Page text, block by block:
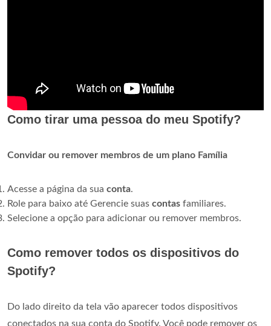
Como tirar uma pessoa do meu Spotify?
Convidar ou remover membros de um plano Família
Acesse a página da sua conta.
Role para baixo até Gerencie suas contas familiares.
Selecione a opção para adicionar ou remover membros.
Como remover todos os dispositivos do
Spotify?
Do lado direito da tela vão aparecer todos dispositivos
conectados na sua conta do Spotify. Você pode remover os